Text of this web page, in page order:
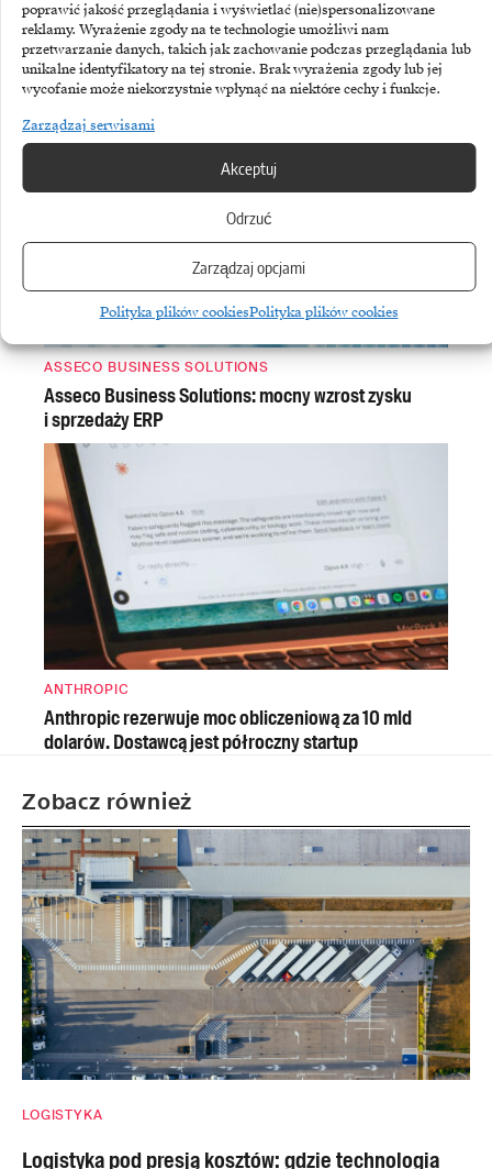
poprawić jakość przeglądania i wyświetlać (nie)spersonalizowane
reklamy. Wyrażenie zgody na te technologie umożliwi nam
przetwarzanie danych, takich jak zachowanie podczas przeglądania lub
unikalne identyfikatory na tej stronie. Brak wyrażenia zgody lub jej
wycofanie może niekorzystnie wpłynąć na niektóre cechy i funkcje.
Zarządzaj serwisami
Akceptuj
Odrzuć
Zarządzaj opcjami
Polityka plików cookiesPolityka plików cookies
Subskrybując Biuletyn Brandsit
akceptujesz nasząpolitykę
prywatności.
ASSECO BUSINESS SOLUTIONS
Asseco Business Solutions: mocny wzrost zysku
i sprzedaży ERP
ANTHROPIC
Anthropic rezerwuje moc obliczeniową za 10 mld
dolarów. Dostawcą jest półroczny startup
Zobacz również
LOGISTYKA
Logistyka pod presją kosztów: gdzie technologia